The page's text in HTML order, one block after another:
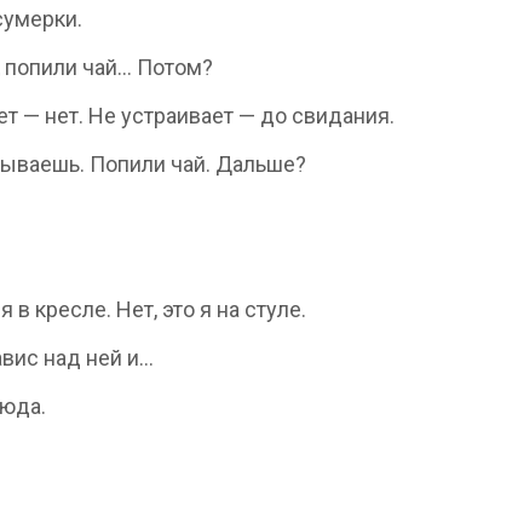
чай… Потом?
— нет. Не устраивает — до свидания.
Попили чай. Дальше?
кресле. Нет, это я на стуле.
над ней и…